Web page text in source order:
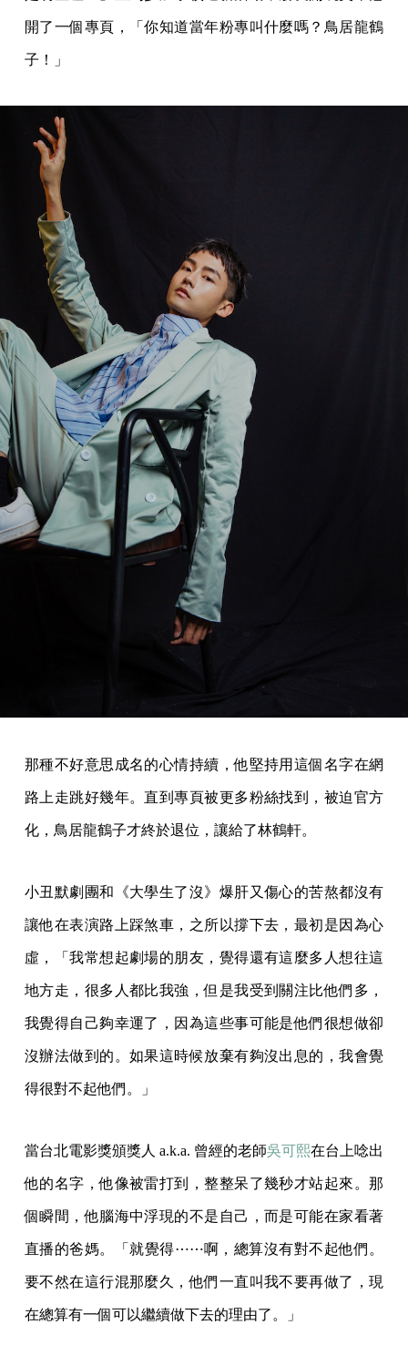
開了一個專頁，「你知道當年粉專叫什麼嗎？鳥居龍鶴
子！」
那種不好意思成名的心情持續，他堅持用這個名字在網
路上走跳好幾年。直到專頁被更多粉絲找到，被迫官方
化，鳥居龍鶴子才終於退位，讓給了林鶴軒。
小丑默劇團和《大學生了沒》爆肝又傷心的苦熬都沒有
讓他在表演路上踩煞車，之所以撐下去，最初是因為心
虛，「我常想起劇場的朋友，覺得還有這麼多人想往這
地方走，很多人都比我強，但是我受到關注比他們多，
我覺得自己夠幸運了，因為這些事可能是他們很想做卻
沒辦法做到的。如果這時候放棄有夠沒出息的，我會覺
得很對不起他們。」
當台北電影獎頒獎人 a.k.a. 曾經的老師吳可熙在台上唸出
他的名字，他像被雷打到，整整呆了幾秒才站起來。那
個瞬間，他腦海中浮現的不是自己，而是可能在家看著
直播的爸媽。「就覺得⋯⋯啊，總算沒有對不起他們。
要不然在這行混那麼久，他們一直叫我不要再做了，現
在總算有一個可以繼續做下去的理由了。」